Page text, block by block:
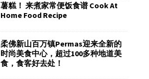
薯糕！ 来煮家常便饭食谱 Cook At
Home Food Recipe
柔佛新山百万镇Permas迎来全新的
时尚美食中心，超过100多种地道美
食，食客好去处！